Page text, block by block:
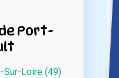
Port-
Sur-Loire (49)